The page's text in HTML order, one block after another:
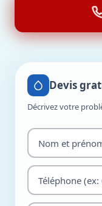
Devis
Décrivez votre